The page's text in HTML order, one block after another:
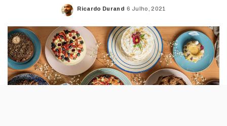
Posted
Ricardo Durand 6 Julho, 2021